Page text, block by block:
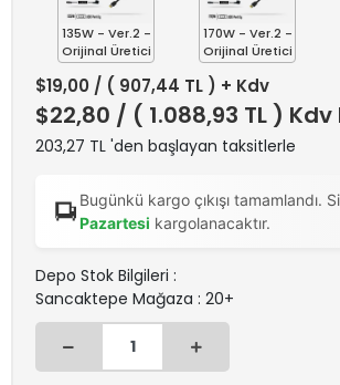
135W - Ver.2 -
Orijinal Üretici
170W - Ver.2 -
Orijinal Üretici
$19,00 / ( 907,44 TL ) + Kdv
$22,80 / ( 1.088,93 TL ) Kdv
203,27 TL 'den başlayan taksitlerle
Bugünkü kargo çıkışı tamamlandı.
Pazartesi kargolanacaktır.
Depo Stok Bilgileri :
Sancaktepe Mağaza : 20+